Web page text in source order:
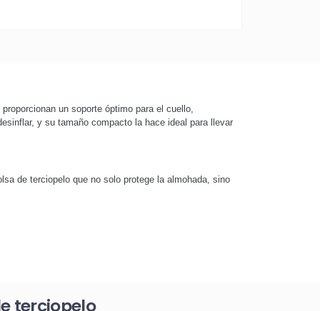
un soporte óptimo para el cuello,
y su tamaño compacto la hace ideal para llevar
de terciopelo que no solo protege la almohada, sino
terciopelo